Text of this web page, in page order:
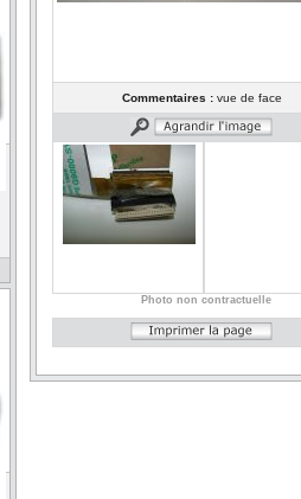
Commentaires :vue de face
Photo non contractuelle